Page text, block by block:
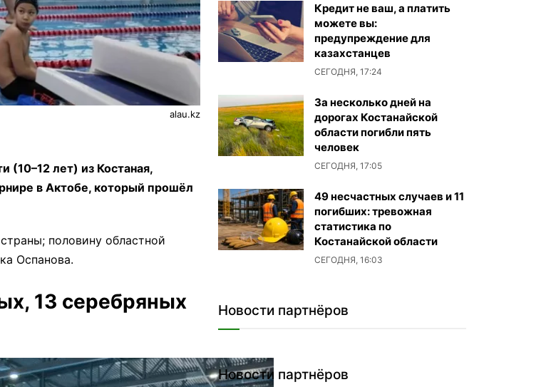
alau.kz
(10–12 лет) из Костаная,
в Актобе, который прошёл
половину областной
Оспанова.
13 серебряных
Кредит не ваш, а платить
можете вы:
предупреждение для
казахстанцев
СЕГОДНЯ, 17:24
За несколько дней на
дорогах Костанайской
области погибли пять
человек
СЕГОДНЯ, 17:05
49 несчастных случаев и 11
погибших: тревожная
статистика по
Костанайской области
СЕГОДНЯ, 16:03
Новости партнёров
Новости партнёров